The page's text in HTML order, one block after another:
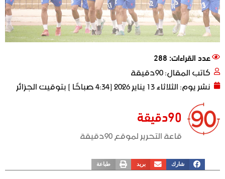
عدد القراءات: 288
كاتب المقال:
نشر يوم:الثلاثاء 13 يناير 2026 [4:34 صباحًا ] بتوقيت الجزائر
90دقيقة
قاعة التحرير لموقع 90دقيقة
شارك بريد طباعة